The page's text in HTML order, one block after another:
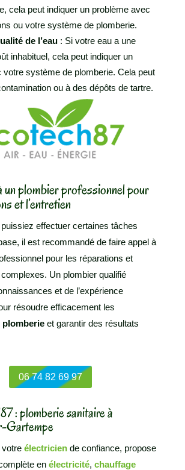
cela peut indiquer un problème avec
ou votre système de plomberie.
de l’eau: Si votre eau a une
inhabituel, cela peut indiquer un
votre système de plomberie. Cela peut
ou à des dépôts de tartre.
un plombier professionnel pour
et l’entretien
effectuer certaines tâches
il est recommandé de faire appel à
pour les réparations et
complexes. Un plombier qualifié
et de l’expérience
résoudre efficacement les
plomberieet garantir des résultats
06 74 82 69 97
: plomberie sanitaire à
Gartempe
votreélectriciende confiance, propose
en électricité, chauffage